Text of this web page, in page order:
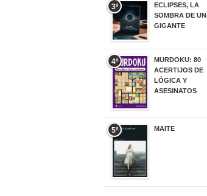
3º
ECLIPSES, LA
SOMBRA DE UN
GIGANTE
4º
MURDOKU: 80
ACERTIJOS DE
LÓGICA Y
ASESINATOS
5º MAITE